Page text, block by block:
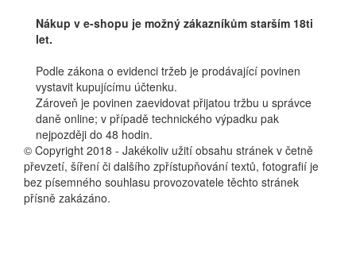
Nákup v e-shopu je možný zákazníkům starším 18ti
let.
Podle zákona o evidenci tržeb je prodávající povinen
vystavit kupujícímu účtenku.
Zároveň je povinen zaevidovat přijatou tržbu u správce
daně online; v případě technického výpadku pak
nejpozději do 48 hodin.
© Copyright 2018 - Jakékoliv užití obsahu stránek v četně
převzetí, šíření či dalšího zpřístupňování textů, fotografií je
bez písemného souhlasu provozovatele těchto stránek
přísně zakázáno.